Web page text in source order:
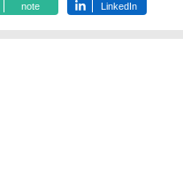
note LinkedIn